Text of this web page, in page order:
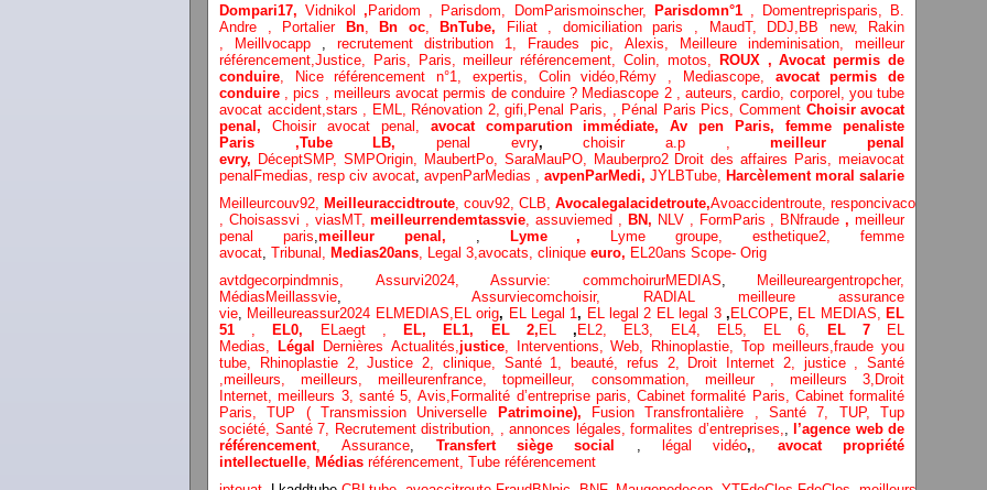
Dompari17,Vidnikol, Paridom , Parisdom, DomParismoinscher, Parisdomn°1 Domentreprisparis,
B.
Andre ,
Portalier Bn, Bn oc, BnTube, Filiat, domiciliation paris MaudT, DDJ, BB new,
Rakin
Meillvocapp recrutement distribution 1, Fraudes pic, Alexis Meilleure indeminisation
meilleur
référencement Justice Paris, Paris,meilleur référencement,Colin motos, ROUX , Avocat permis de
conduire
Nice référencement n°1, expertis, Colin vidéo, Rémy Mediascope, avocat permis de
conduire ,pics meilleurs avocat permis de conduire ? Mediascope 2 ,auteurs,cardio, corporel, you tube
avocat accident, stars EML, Rénovation 2, gifi, Penal Paris, Pénal Paris Pics, Comment Choisir avocat
penal, Choisir avocat penal, avocat comparution immédiate,Av pen Paris,femme penaliste
Paris ,Tube LB,penal evry,choisir a.p ,meilleur penal
evry, DéceptSMP, SMPOrigin, MaubertPo, SaraMauPO, Mauberpro2 Droit des affaires Paris,meiavocat
penalFmedias, resp civ avocat avpenParMedias , avpenParMedi, JYLBTube,
Harcèlement moral salarie
Meilleurcouv92,
Meilleuraccidtroute couv92, CLB, Avocalegalacidetroute,Avoaccidentroute, responcivacocat
Choisassvi , viasMT,meilleurrendemtassvie ,assuviemed , BN, NLV , FormParis , BNfraude,meilleur
penal paris meilleur penal, Lyme , Lyme groupe,esthetique2,femme
avocat Tribunal, Medias20ans Legal 3 avocats, clinique euro, EL20ans Scope- Orig
avtdgecorpindmnis, Assurvi2024, Assurvie: commchoirurMEDIAS
Meilleureargentropcher,
Médias Meillassvie Assurviecomchoisir,
RADIAL meilleure assurance
vie
Meilleureassur2024 ELMEDIAS, EL orig, EL Legal 1, EL legal 2 EL legal 3, ELCOPE EL MEDIAS,
EL
51
EL0, ELaegt , EL, EL1, EL 2, EL , EL2, EL3, EL4, EL5, EL 6, EL 7
EL
Medias,
Légal Dernières Actualités, justice, Interventions, Web, Rhinoplastie ,Top meilleurs ,fraude you
tube
Rhinoplastie 2,Justice 2 clinique, Santé 1 , beauté, refus 2, Droit Internet 2, justice, Santé
meilleurs ,meilleurs ,meilleurenfrance,topmeilleur, consommation, meilleur , meilleurs 3, Droit
Internet ,meilleurs 3, santé 5,Avis Formalité d’entreprise paris, Cabinet formalité Paris, Cabinet formalité
Paris,TUP ( Transmission Universelle Patrimoine), Fusion Transfrontalière ,Santé 7, TUP,Tup
société, Santé 7, Recrutement distribution, annonces légales, formalites d’entreprises,
l’agence web de
référencement, Assurance Transfert siège social légal vidéo,
avocat propriété
intellectuelle
Médias référencement, Tube référencement